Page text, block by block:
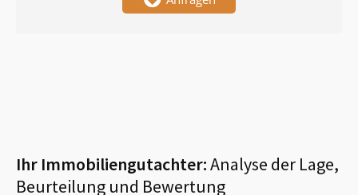
Ihr Immobiliengutachter:Analyse der Lage,
Beurteilung und Bewertung